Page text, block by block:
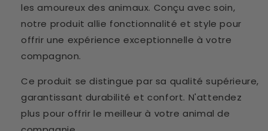
les amoureux des animaux. Conçu avec soin,
notre produit allie fonctionnalité et style pour
offrir une expérience exceptionnelle à votre
compagnon.
Ce produit se distingue par sa qualité supérieure,
garantissant durabilité et confort. N'attendez
plus pour offrir le meilleur à votre animal de